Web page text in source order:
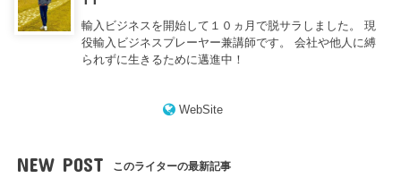
輸入ビジネスを開始して１０ヵ月で脱サラしました。 現
役輸入ビジネスプレーヤー兼講師です。 会社や他人に縛
られずに生きるために邁進中！
WebSite
NEW POST このライターの最新記事